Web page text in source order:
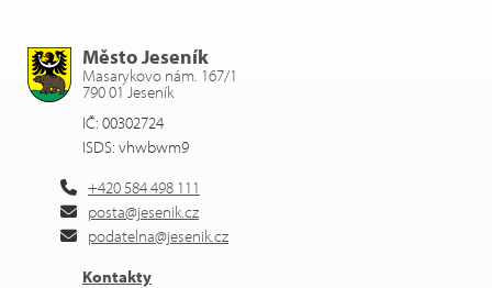
Město Jeseník
Masarykovo nám. 167/1
790 01 Jeseník
IČ: 00302724
ISDS: vhwbwm9
+420 584 498 111
posta@jesenik.cz
podatelna@jesenik.cz
Kontakty